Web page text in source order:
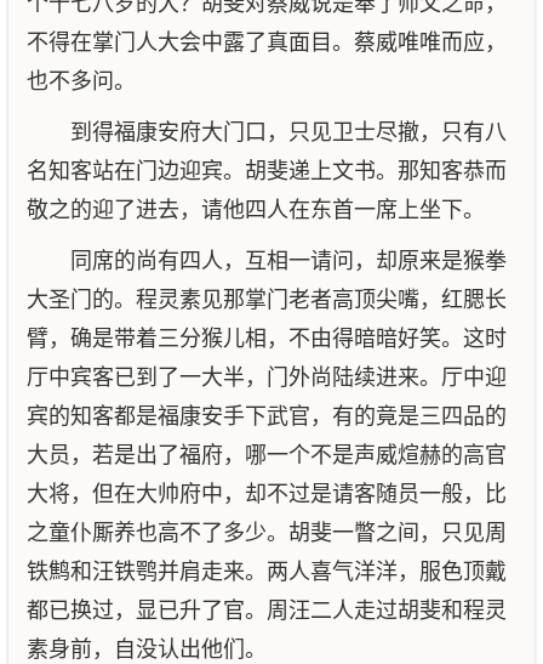
不得在掌门人大会中露了真面目。蔡威唯唯而应，
也不多问。
到得福康安府大门口，只见卫士尽撤，只有八
名知客站在门边迎宾。胡斐递上文书。那知客恭而
敬之的迎了进去，请他四人在东首一席上坐下。
同席的尚有四人，互相一请问，却原来是猴拳
大圣门的。程灵素见那掌门老者高顶尖嘴，红腮长
臂，确是带着三分猴儿相，不由得暗暗好笑。这时
厅中宾客已到了一大半，门外尚陆续进来。厅中迎
宾的知客都是福康安手下武官，有的竟是三四品的
大员，若是出了福府，哪一个不是声威煊赫的高官
大将，但在大帅府中，却不过是请客随员一般，比
之童仆厮养也高不了多少。胡斐一瞥之间，只见周
铁鹪和汪铁鹗并肩走来。两人喜气洋洋，服色顶戴
都已换过，显已升了官。周汪二人走过胡斐和程灵
素身前，自没认出他们。